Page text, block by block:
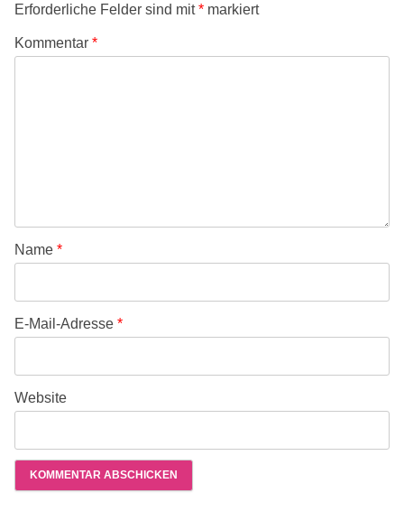
Erforderliche Felder sind mit* markiert
Kommentar *
Name *
E-Mail-Adresse *
Website